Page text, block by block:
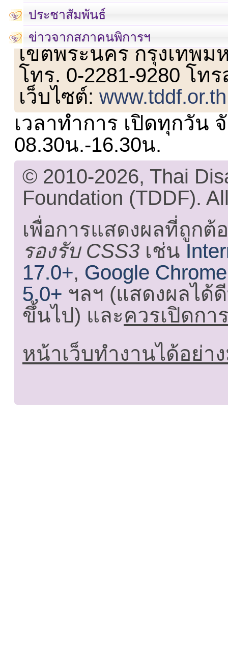
ประชาสัมพันธ์
ข่าวจากสภาคนพิการฯ
เลขที่ 23 ชั้น 2 ถนนวิ
เขตพระนคร กรุงเทพม
โทร. 0-2281-9280 โท
เว็บไซต์:www.tddf.or.th
เวลาทำการ เปิดทุกวัน
08.30น.-16.30น.
© 2010-2026, Thai
Foundation (TDDF).
เพื่อการแสดงผลที่ถูกต้
รองรับ CSS3 เช่น
17.0+, Google
5.0+ ฯลฯ (แสดงผลได้
ขึ้นไป) และควรเปิดกา
หน้าเว็บทำงานได้อย่า